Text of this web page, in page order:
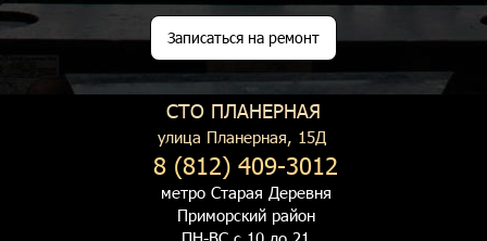
Записаться на ремонт
СТО ПЛАНЕРНАЯ
улица Планерная, 15Д
8 (812) 409-3012
метро Старая Деревня
Приморский район